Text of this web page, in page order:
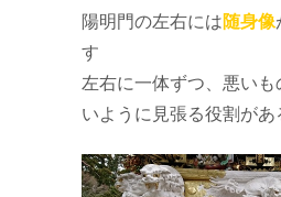
陽明門の左右には随身像
す
左右に一体ずつ、悪いも
いように見張る役割があ